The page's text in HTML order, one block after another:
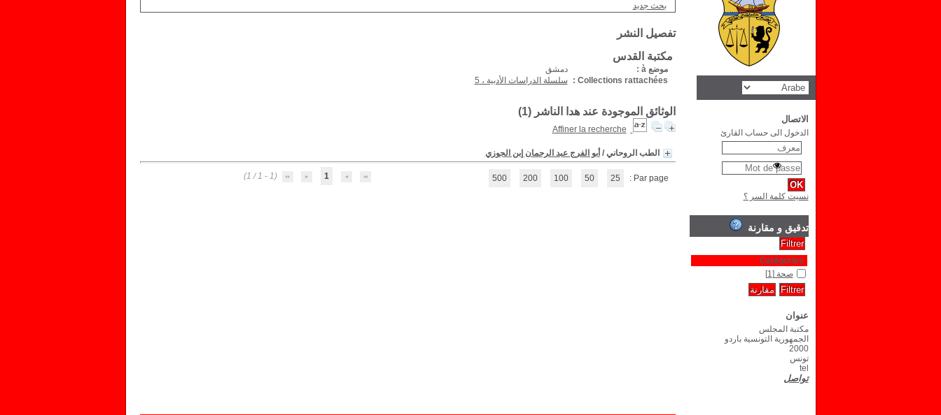
بحث جديد
تفصيل النشر
مكتبة القدس
موضع à :
دمشق
Collections rattachées :
سلسلة الدراسات الأدبية ، 5
الوثائق الموجودة عند هدا الناشر (1
)
Affiner la recherche
الطب الروحاني / أبو الفرج عبد الرحمان إبن الجوزي
1
(1 - 1 / 1) Par page :
25
50
100
200
500
الاتصال
الدخول الى حساب القارئ
نسيت كلمة السر ؟
تدقيق و مقارنة
Catégories
صحة [1]
عنوان
مكتبة المجلس
الجمهورية التونسية باردو
2000
تونس
tel
تواصل